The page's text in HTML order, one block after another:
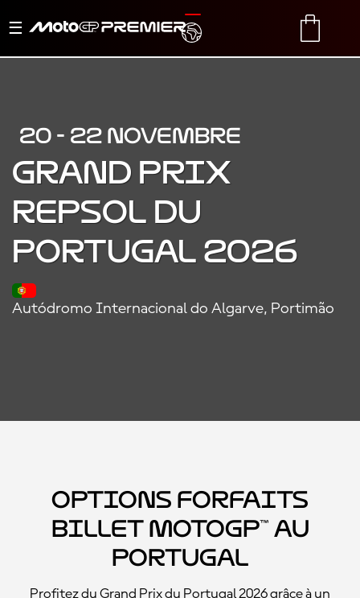
Basculer
navigation
TRANSLATE
20 - 22 NOVEMBRE
GRAND PRIX
REPSOL DU
PORTUGAL 2026
Autódromo Internacional do Algarve, Portimão
Options forfaits
billet MotoGP™ au
Portugal
Profitez du Grand Prix du Portugal 2026 grâce à un